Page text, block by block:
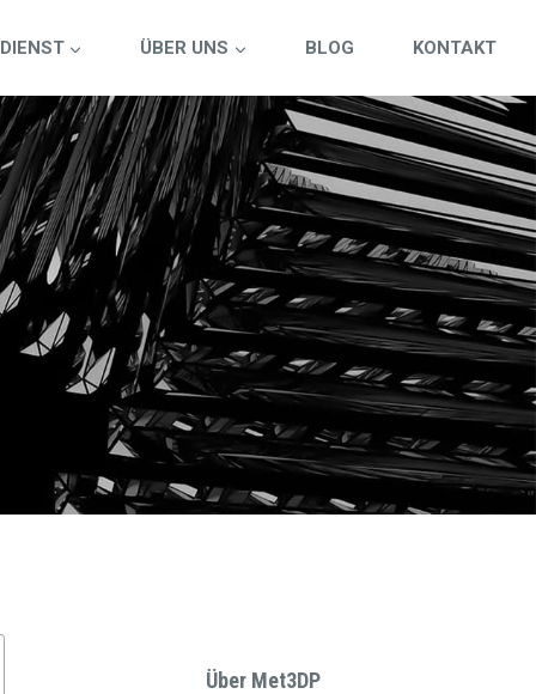
DIENST ÜBER UNS BLOG KONTAKT
Über Met3DP